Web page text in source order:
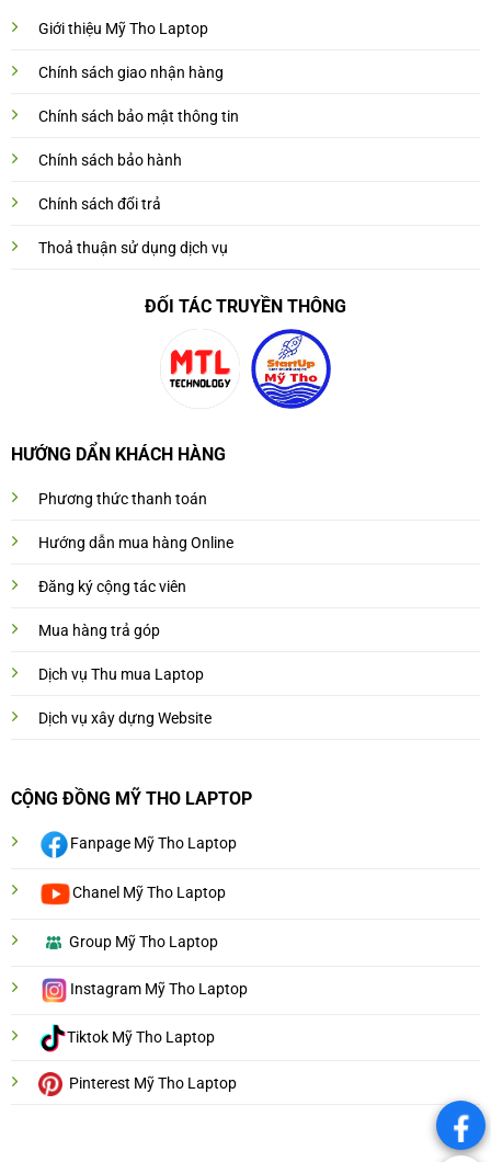
Giới thiệu Mỹ Tho Laptop
Chính sách giao nhận hàng
Chính sách bảo mật thông tin
Chính sách bảo hành
Chính sách đổi trả
Thoả thuận sử dụng dịch vụ
ĐỐI TÁC TRUYỀN THÔNG
HƯỚNG DẨN KHÁCH HÀNG
Phương thức thanh toán
Hướng dẫn mua hàng Online
Đăng ký cộng tác viên
Mua hàng trả góp
Dịch vụ Thu mua Laptop
Dịch vụ xây dựng Website
CỘNG ĐỒNG MỸ THO LAPTOP
Fanpage Mỹ Tho Laptop
Chanel Mỹ Tho Laptop
Group Mỹ Tho Laptop
Instagram Mỹ Tho Laptop
Tiktok Mỹ Tho Laptop
Pinterest Mỹ Tho Laptop
.